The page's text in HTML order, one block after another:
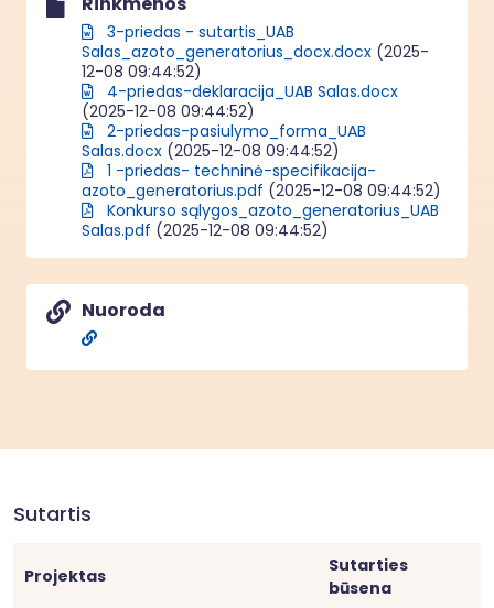
3-priedas - sutartis_UAB
Salas_azoto_generatorius_docx.docx (2025-
12-08 09:44:52)
4-priedas-deklaracija_UAB Salas.docx
(2025-12-08 09:44:52)
2-priedas-pasiulymo_forma_UAB
Salas.docx (2025-12-08 09:44:52)
1 -priedas- techninė-specifikacija-
azoto_generatorius.pdf (2025-12-08 09:44:52)
Konkurso sąlygos_azoto_generatorius_UAB
Salas.pdf (2025-12-08 09:44:52)
Nuoroda
Sutartis
Projektas
Sutarties
būsena